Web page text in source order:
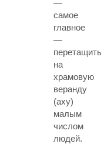
—
самое
главное
—
перетащить
на
храмовую
веранду
(аху)
малым
числом
людей.